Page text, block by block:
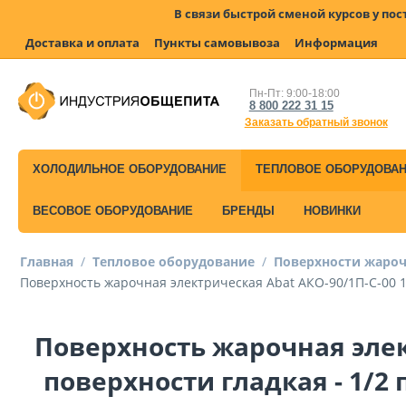
В связи быстрой сменой курсов у
Доставка и оплата
Пункты самовывоза Информация
Пн-Пт: 9:00-18:00
8 800 222 31 15
Заказать обратный звонок
ХОЛОДИЛЬНОЕ ОБОРУДОВАНИЕ ТЕПЛОВОЕ
ВЕСОВОЕ ОБОРУДОВАНИЕ БРЕНДЫ НОВИНКИ
Главная / Тепловое оборудование / Поверхности
Поверхность жарочная электрическая Abat АКО-90/1П-С-00
Поверхность жарочная
поверхности гладкая - 1/